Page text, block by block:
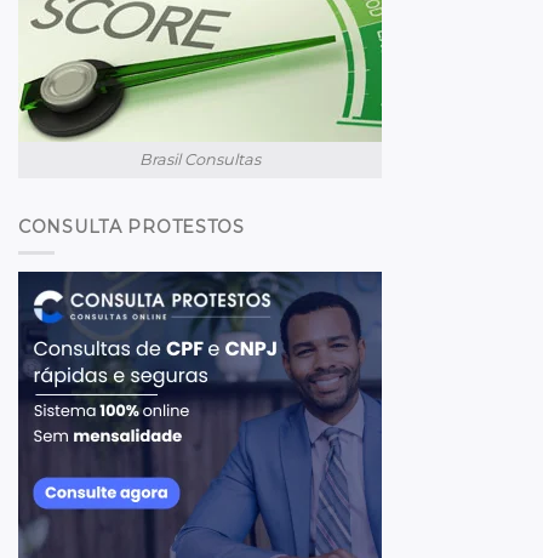
Brasil Consultas
CONSULTA PROTESTOS